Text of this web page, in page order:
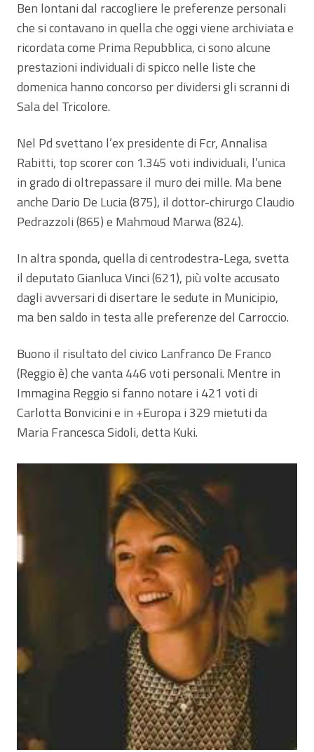
Ben lontani dal raccogliere le preferenze personali
che si contavano in quella che oggi viene archiviata e
ricordata come Prima Repubblica, ci sono alcune
prestazioni individuali di spicco nelle liste che
domenica hanno concorso per dividersi gli scranni di
Sala del Tricolore.
Nel Pd svettano l’ex presidente di Fcr, Annalisa
Rabitti, top scorer con 1.345 voti individuali, l’unica
in grado di oltrepassare il muro dei mille. Ma bene
anche Dario De Lucia (875), il dottor-chirurgo Claudio
Pedrazzoli (865) e Mahmoud Marwa (824).
In altra sponda, quella di centrodestra-Lega, svetta
il deputato Gianluca Vinci (621), più volte accusato
dagli avversari di disertare le sedute in Municipio,
ma ben saldo in testa alle preferenze del Carroccio.
Buono il risultato del civico Lanfranco De Franco
(Reggio è) che vanta 446 voti personali. Mentre in
Immagina Reggio si fanno notare i 421 voti di
Carlotta Bonvicini e in +Europa i 329 mietuti da
Maria Francesca Sidoli, detta Kuki.